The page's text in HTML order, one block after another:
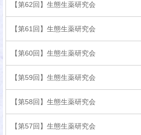
【第62回】生態生薬研究会
【第61回】生態生薬研究会
【第60回】生態生薬研究会
【第59回】生態生薬研究会
【第58回】生態生薬研究会
【第57回】生態生薬研究会